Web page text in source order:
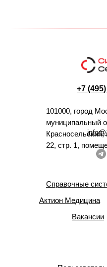
+7
101000, город
муниципальный
22, стр. 1,
Справочные
Актион Медицина
Вакансии